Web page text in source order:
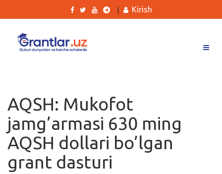
Ishlar
Kurslar
Blog
Yana
Kirish
AQSH: Mukofot
jamg’armasi 630 ming
AQSH dollari bo’lgan
grant dasturi